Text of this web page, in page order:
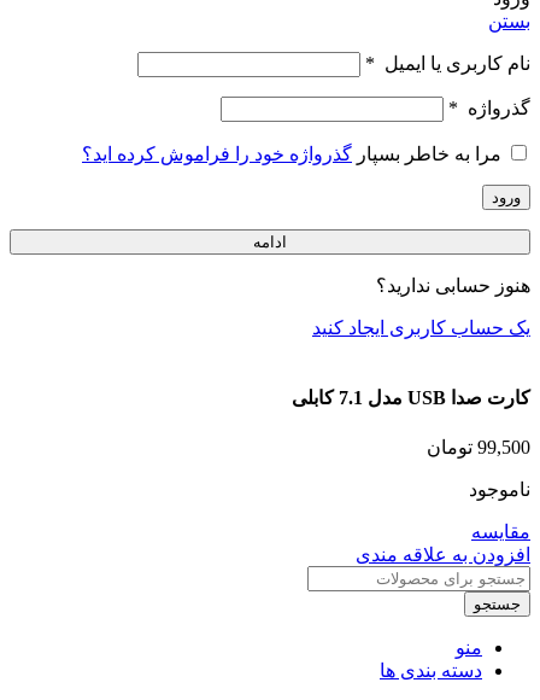
بستن
نام کاربری یا ایمیل *
گذرواژه *
مرا به خاطر بسپار گذرواژه خود را فراموش کرده اید؟
ورود
ادامه
هنوز حسابی ندارید؟
یک حساب کاربری ایجاد کنید
کارت صدا USB مدل 7.1 کابلی
99,500 تومان
ناموجود
مقایسه
افزودن به علاقه مندی
جستجو
منو
دسته بندی ها